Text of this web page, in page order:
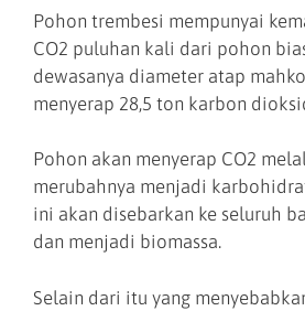
Pohon trembesi mempunyai
CO2 puluhan kali dari pohon
dewasanya diameter atap
menyerap 28,5 ton karbon
Pohon akan menyerap CO2
merubahnya menjadi
ini akan disebarkan ke seluruh
dan menjadi biomassa.
Selain dari itu yang